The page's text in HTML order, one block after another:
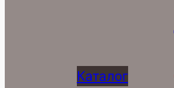
Каталог